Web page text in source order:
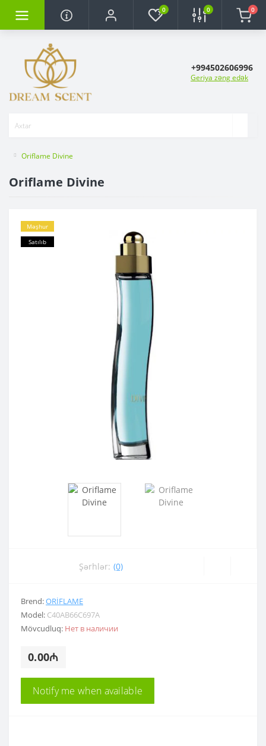
0 0 0
+994502606996
Geriya zəng edək
Oriflame Divine
Oriflame Divine
Məşhur
Satılıb
Şərhlər: (0)
Brend:ORIFLAME
Model: C40AB66C697A
Mövcudluq: Нет в наличии
0.00₼
Notify me when available